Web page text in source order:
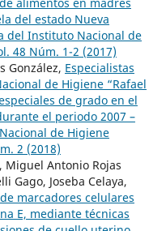
del estado Nueva
del Instituto Nacional de
48 Núm. 1-2 (2017)
González, Especialistas
de Higiene “Rafael
de grado en el
el periodo 2007 –
de Higiene
2 (2018)
Antonio Rojas
Gago, Joseba Celaya,
marcadores celulares
E, mediante técnicas